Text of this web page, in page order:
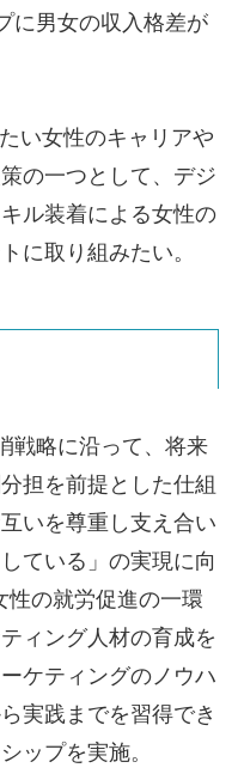
に男女の収入格差が
い女性のキャリアや
の一つとして、デジ
ル装着による女性の
に取り組みたい。
戦略に沿って、将来
担を前提とした仕組
いを尊重し支え合い
ている」の実現に向
性の就労促進の一環
ィング人材の育成を
ケティングのノウハ
実践までを習得でき
ップを実施。